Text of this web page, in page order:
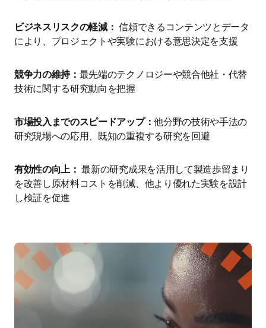
ビジネスリスクの軽減： 信頼できるコンテンツとデータ
により、プロジェクトや実験における意思決定を支援
競争力の維持： 最先端のテクノロジーや競合他社・代替
技術に関する研究動向を把握
市場投入までのスピードアップ：他分野の技術や手法の
研究現場への応用、既知の重複する研究を回避
有効性の向上： 最新の研究成果を活用して製造歩留まり
を改善し原材料コストを削減、他より優れた実験を設計
し検証を促進